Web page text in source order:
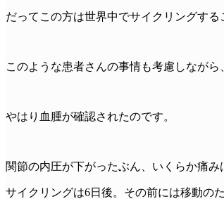
だってこの方は世界中でサイクリングす
このような患者さんの事情も考慮しなが
やはり血腫が確認されたのです。
関節の内圧が下がったぶん、いくらか痛
サイクリングは6日後。その前には移動の